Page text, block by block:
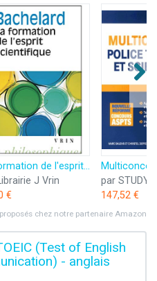
La formation de l'esprit scientifique
J Vrin
€
par
147,52 €
chez notre partenaire Amazon
(Test of English
- anglais